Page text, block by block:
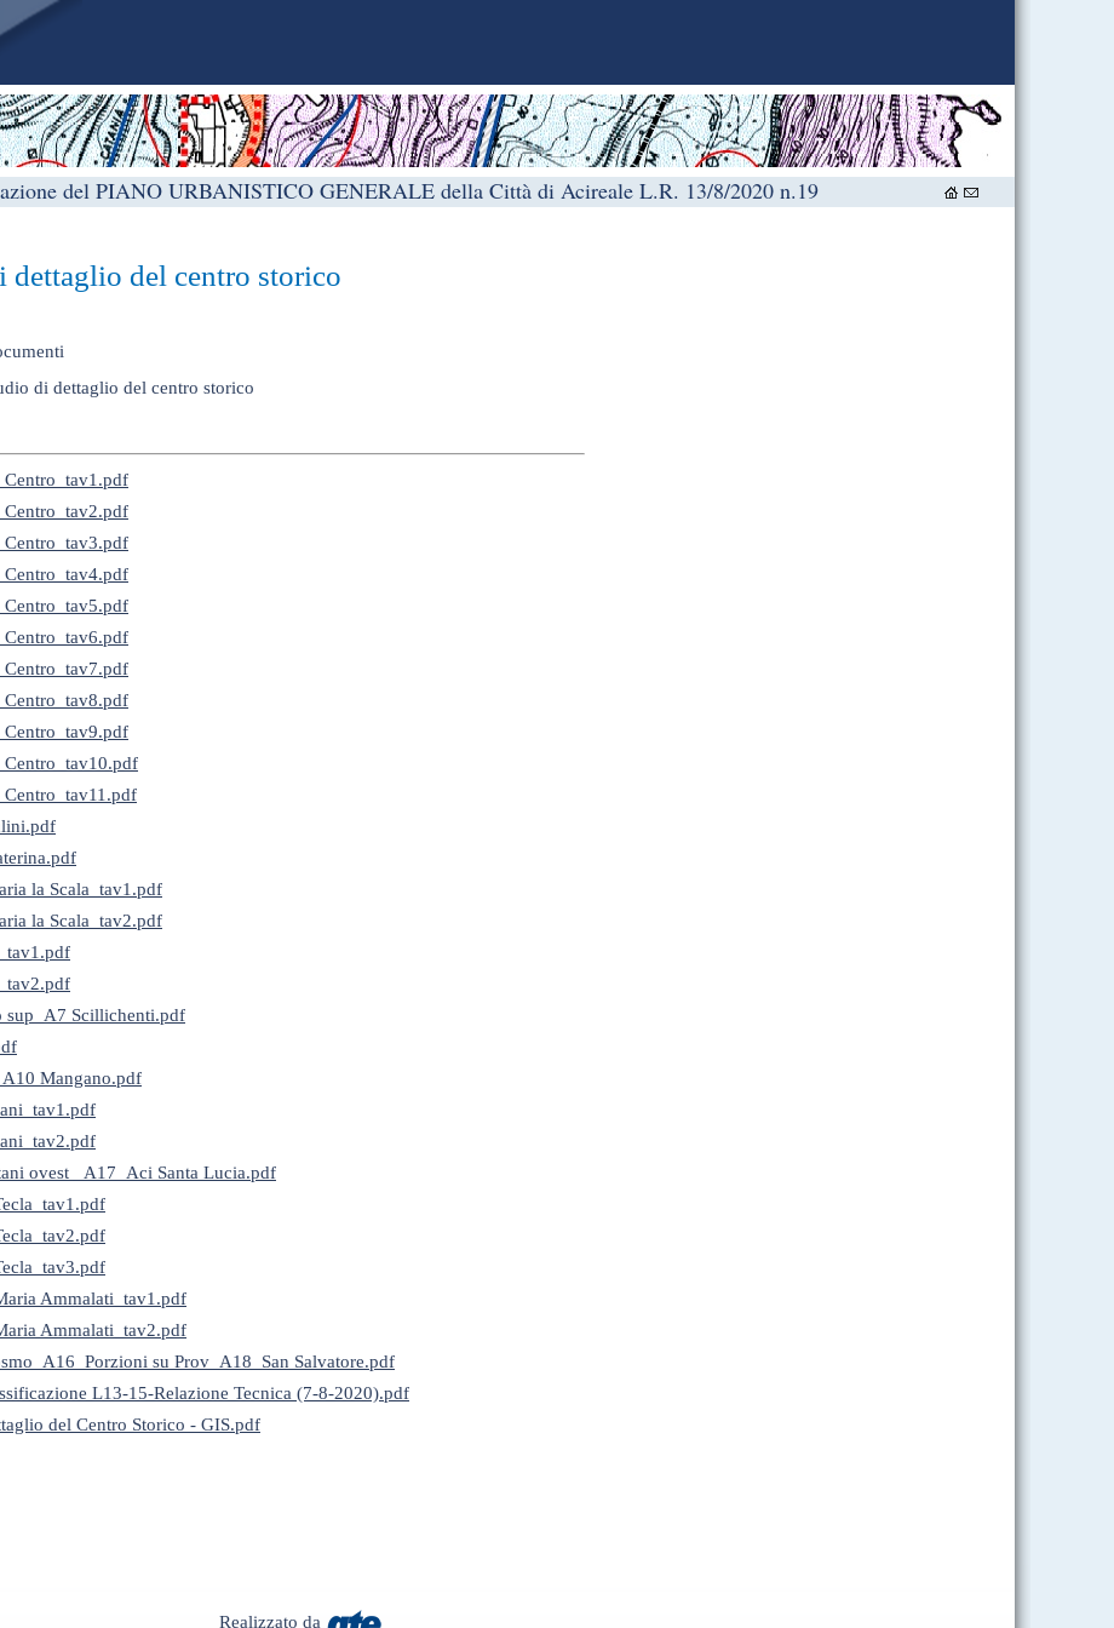
del PIANO URBANISTICO GENERALE della Città di Acireale L.R. 13/8/2020 n.19
dettaglio del centro storico
di dettaglio del centro storico
la Scala_tav1.pdf
la Scala_tav2.pdf
sup_A7 Scillichenti.pdf
Mangano.pdf
ovest _A17_Aci Santa Lucia.pdf
Ammalati_tav1.pdf
Ammalati_tav2.pdf
su Prov_A18_San Salvatore.pdf
L13-15-Relazione Tecnica (7-8-2020).pdf
del Centro Storico - GIS.pdf
Realizzato da